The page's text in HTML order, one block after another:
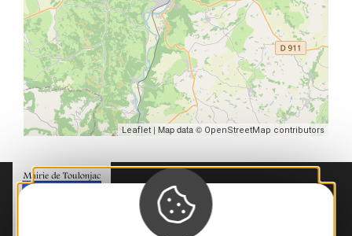
Leaflet | Map data © OpenStreetMap contributors
MAIRIE DETOULONJAC
10, rue du Mas Viel